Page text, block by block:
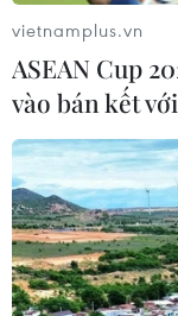
vietnamplus.vn
ASEAN Cup
vào bán kết